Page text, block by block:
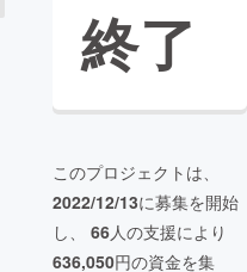
終了
このプロジェクトは、
2022/12/13に募集を開始
し、 66人の支援により
636,050円の資金を集